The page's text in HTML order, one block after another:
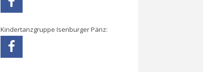
Kindertanzgruppe Isenburger Pänz: